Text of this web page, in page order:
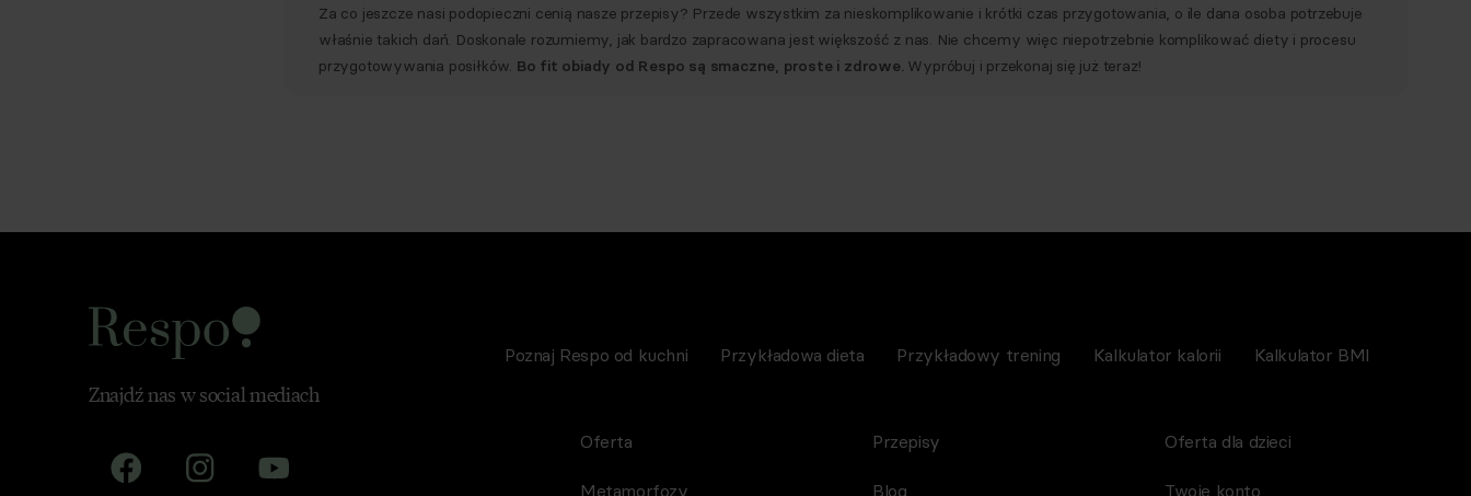
Za co jeszcze nasi podopieczni cenią nasze przepisy? Przede wszystkim za nieskomplikowanie i krótki czas przygotowania, o ile dana osoba potrzebuje
właśnie takich dań. Doskonale rozumiemy, jak bardzo zapracowana jest większość z nas. Nie chcemy więc niepotrzebnie komplikować diety i procesu
przygotowywania posiłków. Bo fit obiady od Respo są smaczne, proste i zdrowe. Wypróbuj i przekonaj się już teraz!
Poznaj Respo od kuchni Przykładowa dieta Przykładowy trening Kalkulator kalorii Kalkulator BMI
Znajdź nas w social mediach
Oferta
Metamorfozy
Przepisy
Blog
Oferta dla dzieci
Twoje konto